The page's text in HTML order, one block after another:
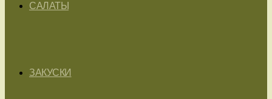
САЛАТЫ
ЗАКУСКИ